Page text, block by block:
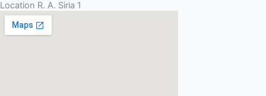
Location R. A. Siria 1